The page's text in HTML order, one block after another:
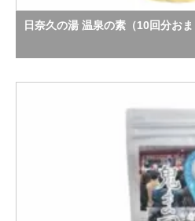
日奈久の湯 温泉の素（10回分おま